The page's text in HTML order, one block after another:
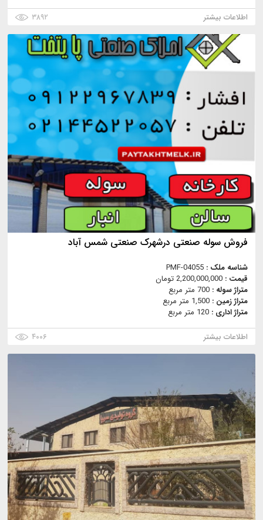
اطلاعات بیشتر
۳۸۹۲
فروش سوله صنعتی درشهرک صنعتی شمس آباد
شناسه ملک : PMF-04055
قیمت : 2,200,000,000 تومان
متراژ سوله : 700 متر مربع
متراژ زمین : 1,500 متر مربع
متراژ اداری : 120 متر مربع
اطلاعات بیشتر
۴۰۰۶